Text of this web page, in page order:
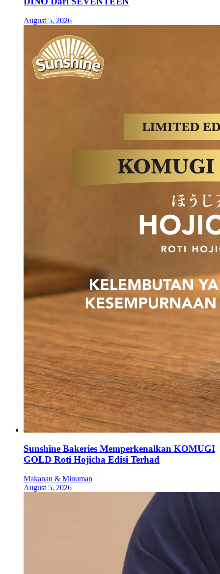
August 5, 2026
Sunshine Bakeries Memperkenalkan KOMUGI
GOLD Roti Hojicha Edisi Terhad
Makanan & Minuman
August 5, 2026